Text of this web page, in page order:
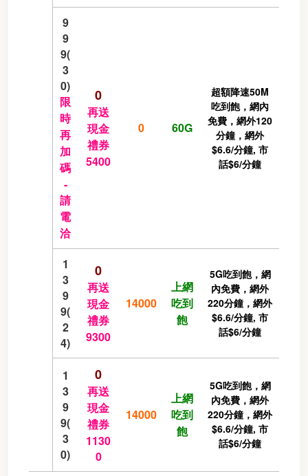
9
9
9(
3
0)
限
時
再
加
碼
-
請
電
洽
0
再送
現金
禮券
5400
0 60G
超額降速50M
吃到飽，網內
免費，網外120
分鐘，網外
$6.6/分鐘, 市
話$6/分鐘
1
3
9
9(
2
4)
0
再送
現金
禮券
9300
14000
上網
吃到
飽
5G吃到飽，網
內免費，網外
220分鐘，網外
$6.6/分鐘, 市
話$6/分鐘
1
3
9
9(
3
0)
0
再送
現金
禮券
1130
0
14000
上網
吃到
飽
5G吃到飽，網
內免費，網外
220分鐘，網外
$6.6/分鐘, 市
話$6/分鐘